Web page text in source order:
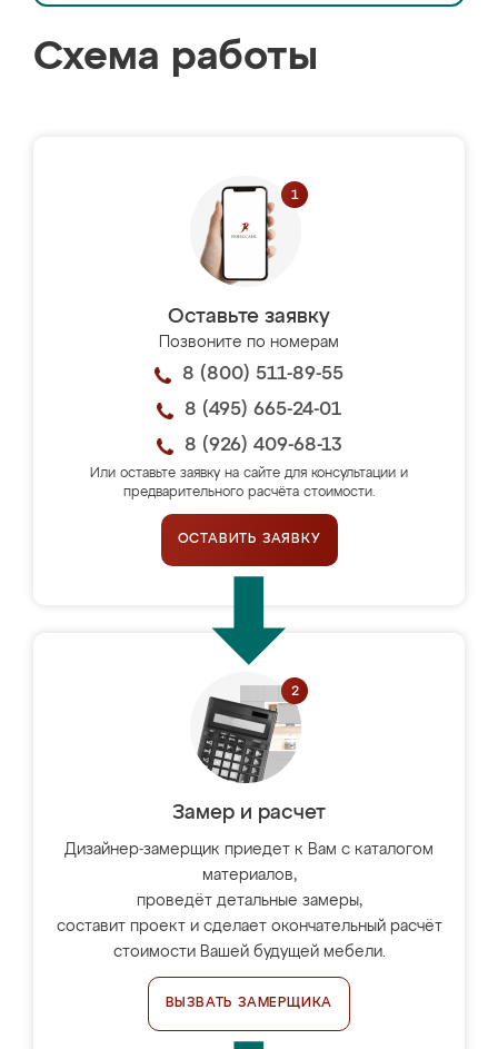
Схема работы
Оставьте заявку
Позвоните по номерам
8 (800) 511-89-55
8 (495) 665-24-01
8 (926) 409-68-13
Или оставьте заявку на сайте для консультации и
предварительного расчёта стоимости.
ОСТАВИТЬ ЗАЯВКУ
Замер и расчет
Дизайнер-замерщик приедет к Вам с каталогом
материалов,
проведёт детальные замеры,
составит проект и сделает окончательный расчёт
стоимости Вашей будущей мебели.
ВЫЗВАТЬ ЗАМЕРЩИКА